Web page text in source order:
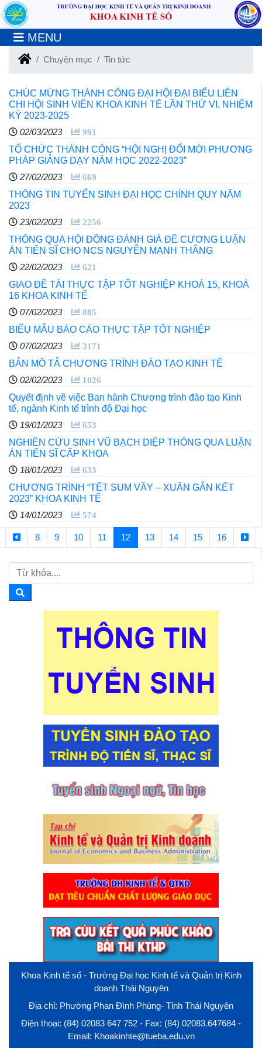
MENU
Chuyên mục Tin tức
CHÚC MỪNG THÀNH CÔNG ĐẠI HỘI ĐẠI BIỂU LIÊN
CHI HỘI SINH VIÊN KHOA KINH TẾ LẦN THỨ VI, NHIỆM
KỲ 2023-2025
02/03/2023
991
TỔ CHỨC THÀNH CÔNG ​​​​​​​“HỘI NGHỊ ĐỔI MỚI PHƯƠNG
PHÁP GIẢNG DẠY NĂM HỌC 2022-2023”
27/02/2023
669
THÔNG TIN TUYỂN SINH ĐẠI HỌC CHÍNH QUY NĂM
2023
23/02/2023
2256
THÔNG QUA HỘI ĐỒNG ĐÁNH GIÁ ĐỀ CƯƠNG LUẬN
ÁN TIẾN SĨ CHO NCS NGUYỄN MẠNH THẮNG
22/02/2023
621
GIAO ĐỀ TÀI THỰC TẬP TỐT NGHIỆP KHOÁ 15, KHOÁ
16 KHOA KINH TẾ
07/02/2023
885
BIỂU MẪU BÁO CÁO THỰC TẬP TỐT NGHIỆP
07/02/2023
3171
BẢN MÔ TẢ CHƯƠNG TRÌNH ĐÀO TẠO KINH TẾ
02/02/2023
1026
Quyết định về việc Ban hành Chương trình đào tạo Kinh
tế, ngành Kinh tế trình độ Đại học
19/01/2023
653
NGHIÊN CỨU SINH VŨ BẠCH DIỆP THÔNG QUA LUẬN
ÁN TIẾN SĨ CẤP KHOA
18/01/2023
633
CHƯƠNG TRÌNH “TẾT SUM VẦY – XUÂN GẮN KẾT
2023” KHOA KINH TẾ
14/01/2023
574
8 9 10 11 12 13 14 15 16
Khoa Kinh tế số - Trường Đại học Kinh tế và Quản trị Kinh
doanh Thái Nguyên
Địa chỉ: Phường Phan Đình Phùng- Tỉnh Thái Nguyên
Điện thoại: (84) 02083 647 752 - Fax: (84) 02083.647684 -
Email: Khoakinhte@tueba.edu.vn